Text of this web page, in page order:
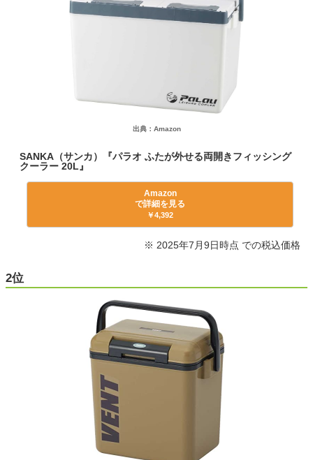
出典：Amazon
SANKA（サンカ）『パラオ ふたが外せる両開きフィッシング
クーラー 20L』
Amazon
で詳細を見る
￥4,392
※ 2025年7月9日時点 での税込価格
2位